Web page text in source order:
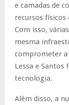
e camadas de
recursos
Com isso,
mesma
comprometer a
Lessa e Santos
tecnologia.
Além disso, a